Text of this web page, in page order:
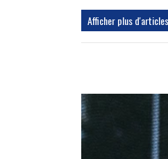
Afficher plus